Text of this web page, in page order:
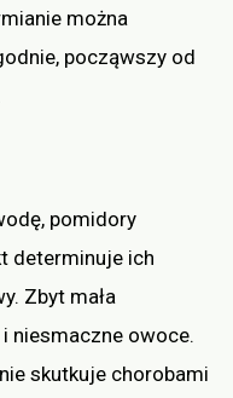
można
począwszy od
pomidory
determinuje ich
Zbyt mała
niesmaczne owoce.
skutkuje chorobami